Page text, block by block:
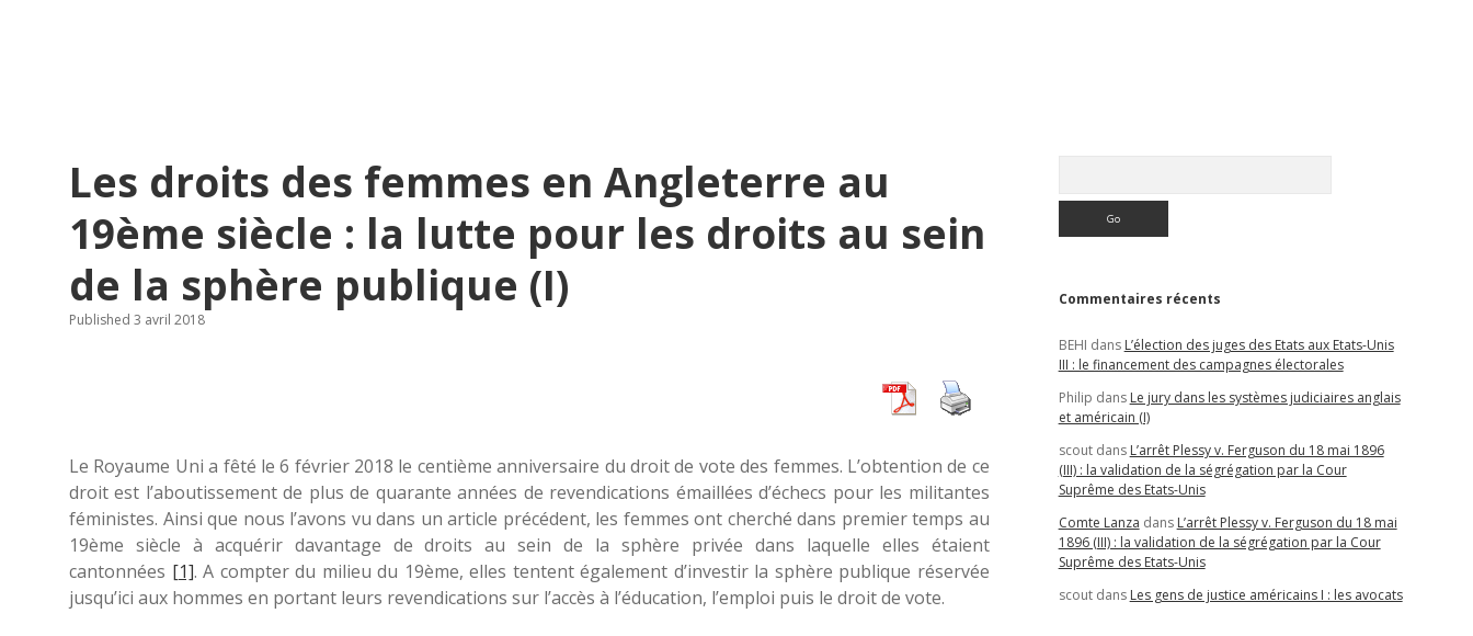
Les droits des femmes en Angleterre au
19ème siècle : la lutte pour les droits au sein
de la sphère publique (I)
Published 3 avril 2018
Le Royaume Uni a fêté le 6 février 2018 le centième anniversaire du droit de vote des femmes. L’obtention de ce
droit est l’aboutissement de plus de quarante années de revendications émaillées d’échecs pour les militantes
féministes. Ainsi que nous l’avons vu dans un article précédent, les femmes ont cherché dans premier temps au
19ème siècle à acquérir davantage de droits au sein de la sphère privée dans laquelle elles étaient
cantonnées [1]. A compter du milieu du 19ème, elles tentent également d’investir la sphère publique réservée
jusqu’ici aux hommes en portant leurs revendications sur l’accès à l’éducation, l’emploi puis le droit de vote.
Commentaires récents
BEHI dans L’élection des juges des Etats aux Etats-Unis
III : le financement des campagnes électorales
Philip dans Le jury dans les systèmes judiciaires anglais
et américain (I)
scoutdans L’arrêt Plessy v. Ferguson du 18 mai 1896
(III) : la validation de la ségrégation par la Cour
Suprême des Etats-Unis
Comte Lanza dans L’arrêt Plessy v. Ferguson du 18 mai
1896 (III) : la validation de la ségrégation par la Cour
Suprême des Etats-Unis
scoutdans Les gens de justice américains I : les avocats